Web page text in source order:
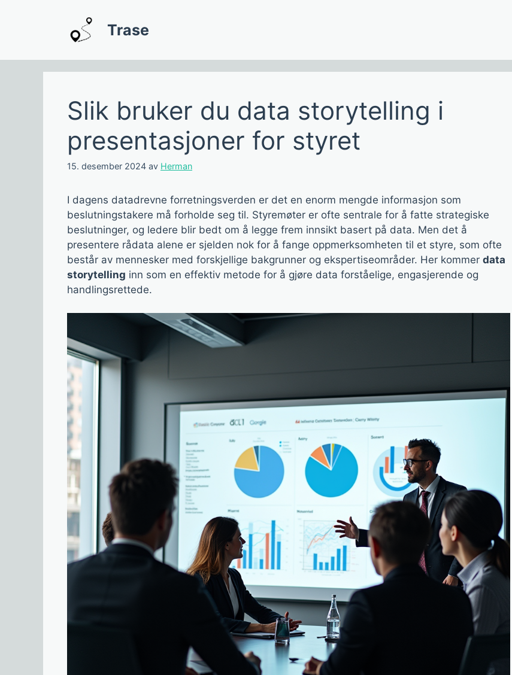
Trase
Slik bruker du data storytelling i
presentasjoner for styret
15. desember 2024 av Herman
I dagens datadrevne forretningsverden er det en enorm mengde informasjon som
beslutningstakere må forholde seg til. Styremøter er ofte sentrale for å fatte strategiske
beslutninger, og ledere blir bedt om å legge frem innsikt basert på data. Men det å
presentere rådata alene er sjelden nok for å fange oppmerksomheten til et styre, som ofte
består av mennesker med forskjellige bakgrunner og ekspertiseområder. Her kommer data
storytelling inn som en effektiv metode for å gjøre data forståelige, engasjerende og
handlingsrettede.